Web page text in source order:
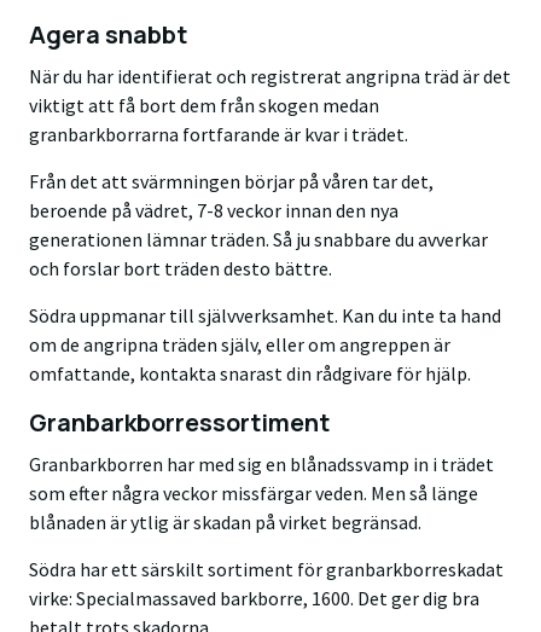
Agera snabbt
När du har identifierat och registrerat angripna träd är det
viktigt att få bort dem från skogen medan
granbarkborrarna fortfarande är kvar i trädet.
Från det att svärmningen börjar på våren tar det,
beroende på vädret, 7-8 veckor innan den nya
generationen lämnar träden. Så ju snabbare du avverkar
och forslar bort träden desto bättre.
Södra uppmanar till självverksamhet. Kan du inte ta hand
om de angripna träden själv, eller om angreppen är
omfattande, kontakta snarast din rådgivare för hjälp.
Granbarkborressortiment
Granbarkborren har med sig en blånadssvamp in i trädet
som efter några veckor missfärgar veden. Men så länge
blånaden är ytlig är skadan på virket begränsad.
Södra har ett särskilt sortiment för granbarkborreskadat
virke: Specialmassaved barkborre, 1600. Det ger dig bra